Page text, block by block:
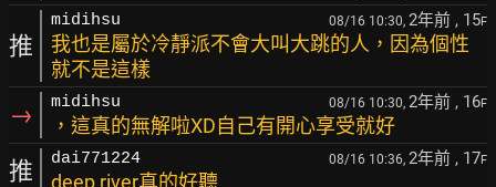
推
midihsu 08/16 10:30, 2年前 , 15F
我也是屬於冷靜派不會大叫大跳的人，因為個性
就不是這樣
→ midihsu 08/16 10:30, 2年前 , 16F
，這真的無解啦XD自己有開心享受就好
推 dai771224 08/16 10:36, 2年前 , 17F
deep river真的好聽